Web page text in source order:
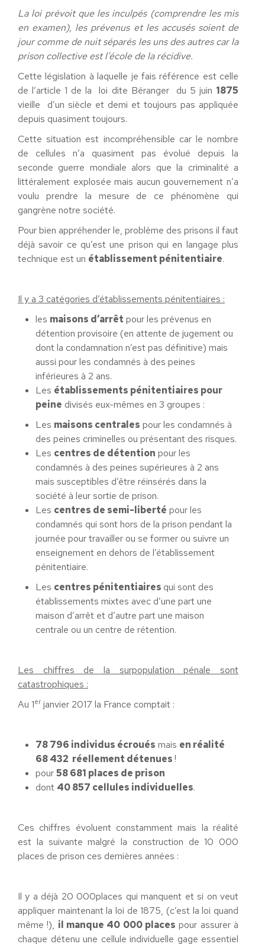
La loi prévoit que les inculpés (comprendre les mis
en examen), les prévenus et les accusés soient de
jour comme de nuit séparés les uns des autres car la
prison collective est l’école de la récidive.
Cette législation à laquelle je fais référence est celle
de l’article 1 de la loi dite Béranger du 5 juin 1875
vieille d’un siècle et demi et toujours pas appliquée
depuis quasiment toujours.
Cette situation est incompréhensible car le nombre
de cellules n’a quasiment pas évolué depuis la
seconde guerre mondiale alors que la criminalité a
littéralement explosée mais aucun gouvernement n’a
voulu prendre la mesure de ce phénomène qui
gangrène notre société.
Pour bien appréhender le, problème des prisons il faut
déjà savoir ce qu’est une prison qui en langage plus
technique est un établissement pénitentiaire.
Il y a 3 catégories d’établissements pénitentiaires :
les maisons d’arrêt pour les prévenus en
détention provisoire (en attente de jugement ou
dont la condamnation n’est pas définitive) mais
aussi pour les condamnés à des peines
inférieures à 2 ans.
Les établissements pénitentiaires pour
peine divisés eux-mêmes en 3 groupes :
Les maisons centrales pour les condamnés à
des peines criminelles ou présentant des risques.
Les centres de détention pour les
condamnés à des peines supérieures à 2 ans
mais susceptibles d’être réinsérés dans la
société à leur sortie de prison.
Les centres de semi-liberté pour les
condamnés qui sont hors de la prison pendant la
journée pour travailler ou se former ou suivre un
enseignement en dehors de l’établissement
pénitentiaire.
Les centres pénitentiaires qui sont des
établissements mixtes avec d’une part une
maison d’arrêt et d’autre part une maison
centrale ou un centre de rétention.
Les chiffres de la surpopulation pénale sont
catastrophiques :
Au 1er janvier 2017 la France comptait :
78 796 individus écroués mais en réalité
68 432 réellement détenues!
pour58 681 places de prison
dont 40 857 cellules individuelles.
Ces chiffres évoluent constamment mais la réalité
est la suivante malgré la construction de 10 000
places de prison ces dernières années :
Il y a déjà 20 000places qui manquent et si on veut
appliquer maintenant la loi de 1875, (c’est la loi quand
même !), il manque 40 000 places pour assurer à
chaque détenu une cellule individuelle gage essentiel